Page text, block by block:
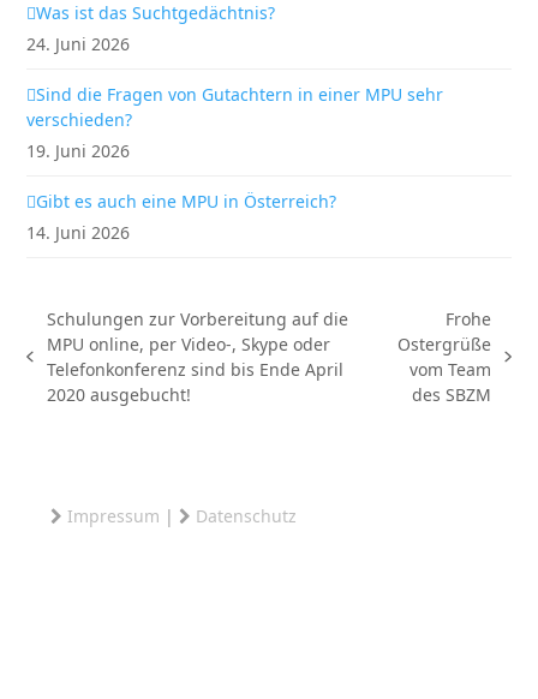
Was ist das Suchtgedächtnis?
24. Juni 2026
Sind die Fragen von Gutachtern in einer MPU sehr
verschieden?
19. Juni 2026
Gibt es auch eine MPU in Österreich?
14. Juni 2026
vorheriger
Beitrag:
Schulungen zur Vorbereitung auf die
MPU online, per Video-, Skype oder
Telefonkonferenz sind bis Ende April
2020 ausgebucht!
Nächster
Beitrag:
Frohe
Ostergrüße
vom Team
des SBZM
Impressum | Datenschutz